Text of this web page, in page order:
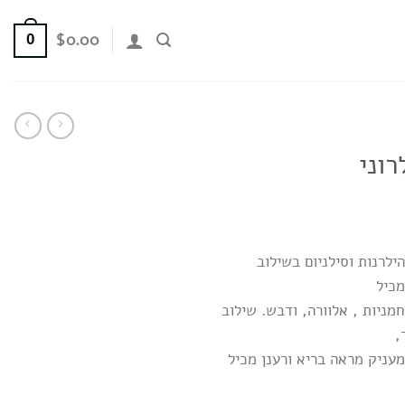
$0.00
0
וסילניום בשילוב
, אלוורה, ודבש. שילוב
מראה בריא ורענן מכיל